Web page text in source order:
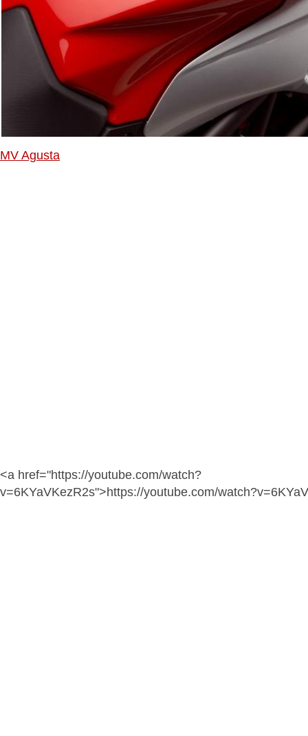
MV Agusta
<a href="https://youtube.com/watch?
v=6KYaVKezR2s">https://youtube.com/